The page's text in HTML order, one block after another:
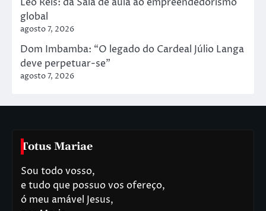
global
agosto 7, 2026
Dom Imbamba: “O legado do Cardeal Júlio Langa
deve perpetuar-se"
agosto 7, 2026
Totus Mariae
Sou todo vosso,
e tudo que possuo vos ofereço,
ó meu amável Jesus,